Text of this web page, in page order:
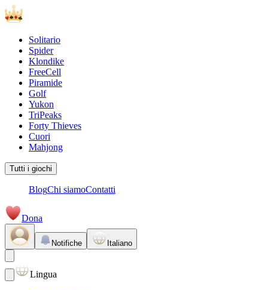
Solitario
Spider
Klondike
FreeCell
Piramide
Golf
Yukon
TriPeaks
Forty Thieves
Cuori
Mahjong
Tutti i giochi
BlogChi siamoContatti
Dona
Notifiche Italiano
Lingua